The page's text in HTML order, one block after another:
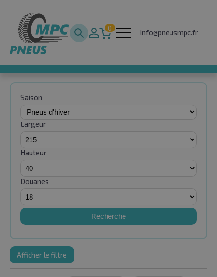
0
info@pneusmpc.fr
Saison
Largeur
Hauteur
Douanes
Recherche
Afficher le filtre